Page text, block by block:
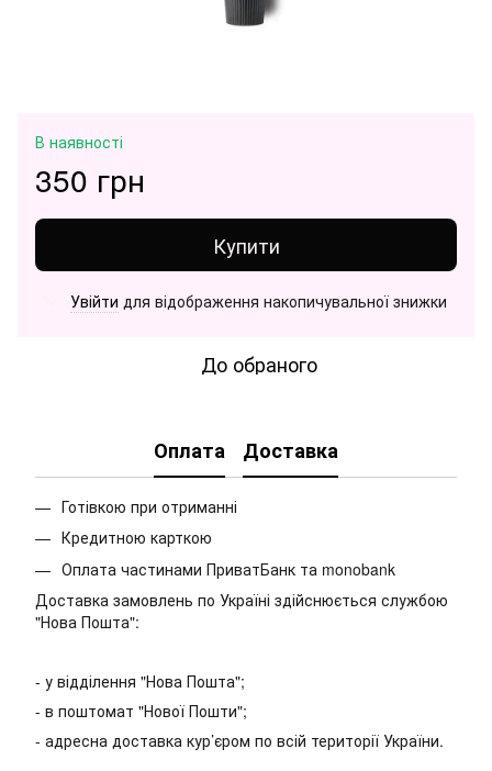
В наявності
350 грн
Купити
Увійти для відображення накопичувальної знижки
До обраного
Оплата Доставка
Готівкою при отриманні
Кредитною карткою
Оплата частинами ПриватБанк та monobank
Доставка замовлень по Україні здійснюється службою
"Нова Пошта":
- у відділення "Нова Пошта";
- в поштомат "Нової Пошти";
- адресна доставка кур’єром по всій території України.